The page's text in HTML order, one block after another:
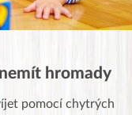
hromady
pomocí chytrých